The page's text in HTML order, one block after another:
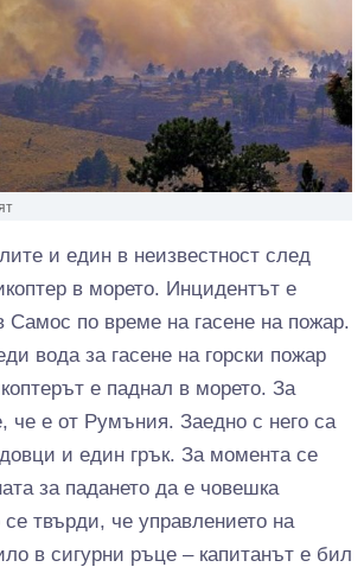
и един в неизвестност след
в морето. Инцидентът е
Самос по време на гасене на пожар.
вода за гасене на горски пожар
е паднал в морето. За
че е от Румъния. Заедно с него са
и един грък. За момента се
за падането да е човешка
се твърди, че управлението на
в сигурни ръце – капитанът е бил